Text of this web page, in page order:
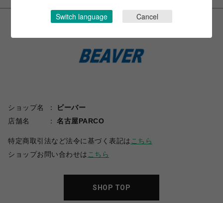
ショップ名
ビーバー
店舗名
名古屋PARCO
特定商取引法など法令に基づく表記は こちら
ショップお問い合わせは こちら
SHOP TOP
Switch language Cancel